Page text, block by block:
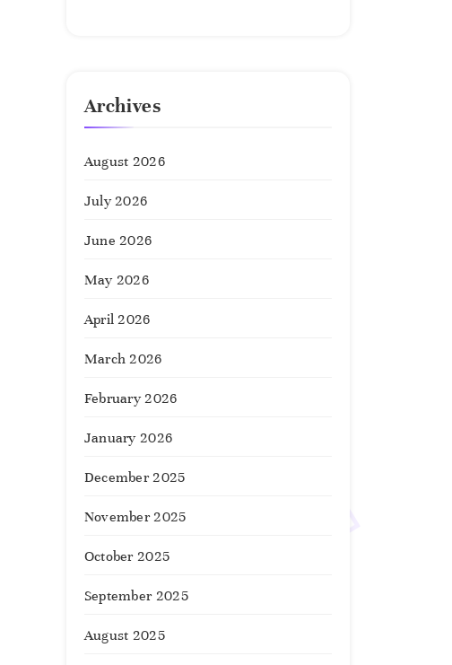
Archives
August 2026
July 2026
June 2026
May 2026
April 2026
March 2026
February 2026
January 2026
December 2025
November 2025
October 2025
September 2025
August 2025